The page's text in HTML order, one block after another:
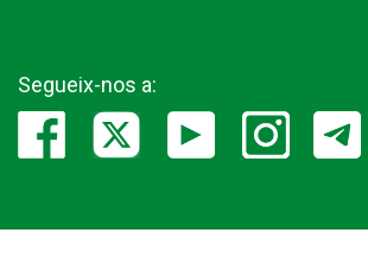
Segueix-nos a: